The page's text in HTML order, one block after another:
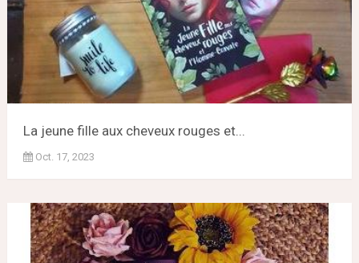
La jeune fille aux cheveux rouges et...
Oct. 17, 2023